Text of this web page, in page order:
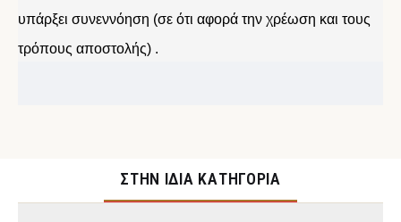
υπάρξει συνεννόηση (σε ότι αφορά την χρέωση και τους
τρόπους αποστολής) .
ΣΤΉΝ ΊΔΙΑ ΚΑΤΗΓΟΡΊΑ